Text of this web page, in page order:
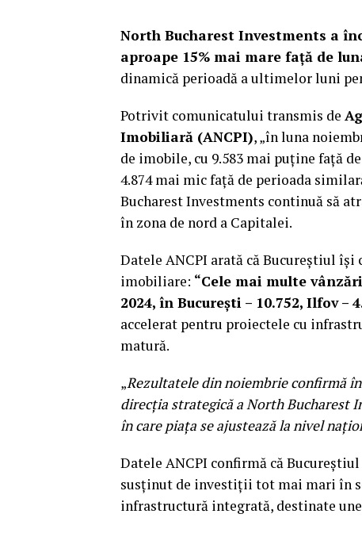
North Bucharest Investments a
aproape 15% mai mare față de
dinamică perioadă a ultimelor luni
Potrivit comunicatului transmis de
Imobiliară (ANCPI), „în luna
de imobile, cu 9.583 mai puține față
4.874 mai mic față de perioada
Bucharest Investments continuă să
în zona de nord a Capitalei.
Datele ANCPI arată că Bucureștiul
imobiliare: “Cele mai multe
2024, în București – 10.752, Ilfov –
accelerat pentru proiectele cu
matură.
„Rezultatele din noiembrie confirmă
direcția strategică a North Bucharest
în care piața se ajustează la nivel
Datele ANCPI confirmă că
susținut de investiții tot mai mari în
infrastructură integrată, destinate